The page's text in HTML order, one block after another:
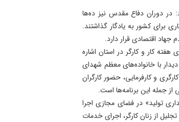
در دوران دفاع مقدس نیز ده‌ها
برای کشور به یادگار گذاشتند.
اقتصادی قرار دارد.
کار و کارگر در استان اشاره
با خانواده‌های معظم شهدای
و کارفرمایی، حضور کارگران
از جمله این برنامه‌ها است.
تولید» در فضای مجازی اجرا
از زنان کارگر، اجرای خدمات